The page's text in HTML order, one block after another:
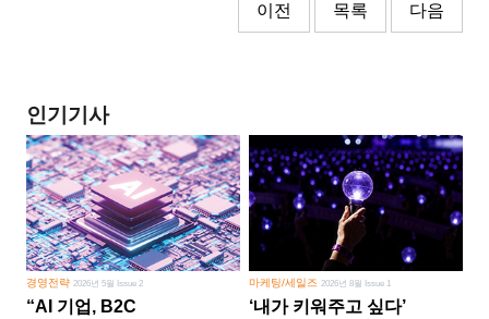
이전 목록 다음
인기기사
경영전략2026년 5월 Issue 2
“AI 기업, B2C
마케팅/세일즈 2026년 8월 Issue 1
‘내가 키워주고 싶다’